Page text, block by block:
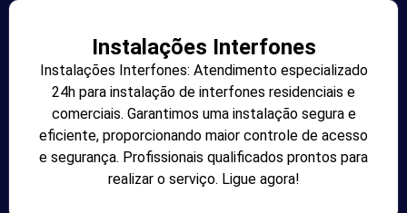
Instalações Interfones
Instalações Interfones: Atendimento especializado
24h para instalação de interfones residenciais e
comerciais. Garantimos uma instalação segura e
eficiente, proporcionando maior controle de acesso
e segurança. Profissionais qualificados prontos para
realizar o serviço. Ligue agora!